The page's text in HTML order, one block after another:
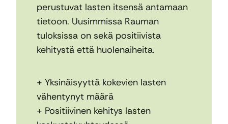
perustuvat lasten itsensä antamaan
tietoon. Uusimmissa Rauman
tuloksissa on sekä positiivista
kehitystä että huolenaiheita.
+ Yksinäisyyttä kokevien lasten
vähentynyt määrä
+ Positiivinen kehitys lasten